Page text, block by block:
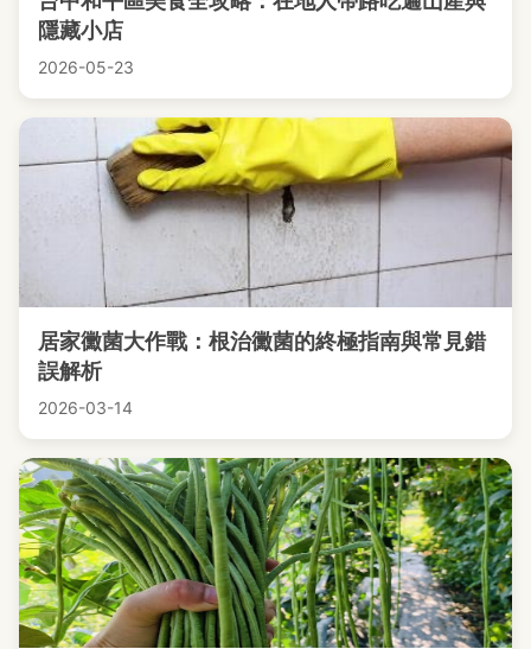
隱藏小店
2026-05-23
居家黴菌大作戰：根治黴菌的終極指南與常見錯
誤解析
2026-03-14